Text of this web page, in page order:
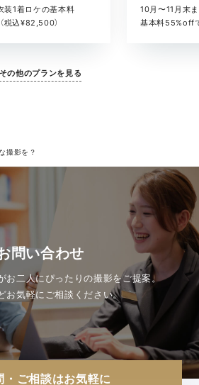
装1着ロケの基本料
込¥82,500）
10月〜11月末
基本料55%off
その他のプランを見る
撮影を？
問い合わせ
お二人にぴったりの撮影をご提案。
お気軽にご相談ください。
・ご相談はお気軽に